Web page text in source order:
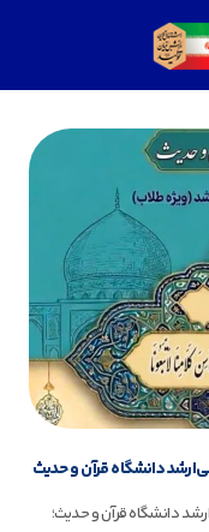
دانشگاه قرآن و حدیث
دانشگاه قرآن و حدیث؛